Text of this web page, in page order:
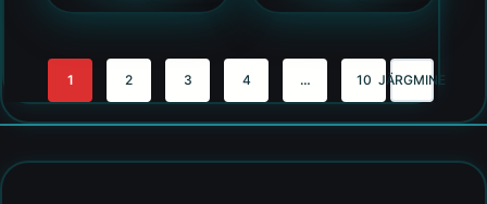
1 2 3 4 … 10 JÄRGMINE